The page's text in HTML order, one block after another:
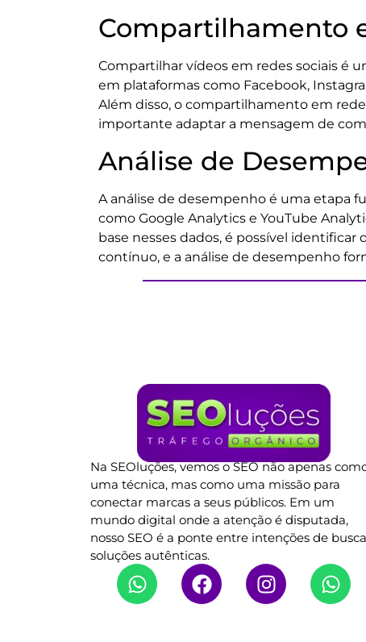
Compartilhamento
Compartilhar vídeos em redes sociais é
em plataformas como Facebook,
Além disso, o compartilhamento em
importante adaptar a mensagem de
Análise de
A análise de desempenho é uma etapa
como Google Analytics e YouTube
base nesses dados, é possível
contínuo, e a análise de desempenho
Na SEOluções, vemos o SEO não apenas
uma técnica, mas como uma missão para
conectar marcas a seus públicos. Em um
mundo digital onde a atenção é disputada,
nosso SEO é a ponte entre intenções de
soluções autênticas.